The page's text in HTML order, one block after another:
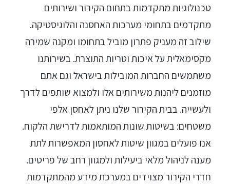
טכנולוגיות מתקדמות בתחום הקירור ושירותים
מתקדמים בתחומי מערכות האחסנה והלוגיסטיקה.
שילוב זה מעניק פתרון מוביל בתחומו ומקנה שמירה
מקסימאלית על איכות וטריות התוצרת. בשירותנו
משתמשים החברות המובילות בישראל וגם אתם
מוזמנים ליהנות משירותים אלו ולמצוא שותפים לדרך
ולעשייה. בבית הקירור שלנו ניתן לאחסן אלפי
משטחים: בשיטות שונות המותאמות לדרישת הלקוח.
אנו פועלים במגוון שיטות לאחסון המאפשרות לתת
מענה לניהול מלאי ביעילות ולמגוון רחב של פריטים.
חדרי הקירור מצוידים במערכת מידע מהמתקדמות